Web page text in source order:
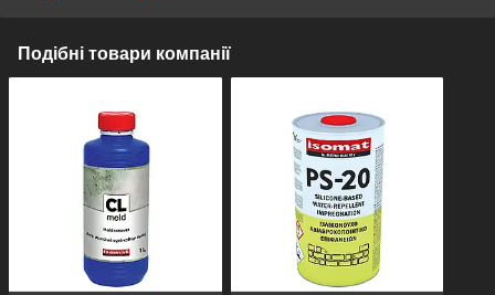
Подібні товари компанії